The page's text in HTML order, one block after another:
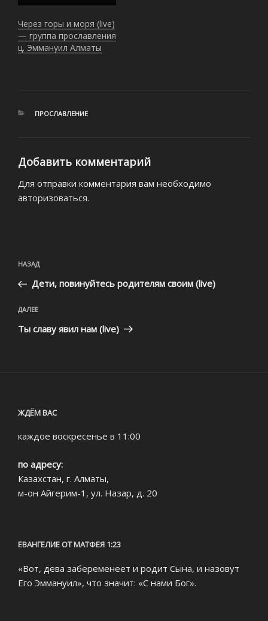
Через горы и моря (live)
— группа прославления
ц. Эммануил Алматы
РУБРИКИ
ПРОСЛАВЛЕНИЕ
Добавить комментарий
Для отправки комментария вам необходимо
авторизоваться.
по
записям
Предыдущая
запись:
НАЗАД
Дети, повинуйтесь родителям своим (live)
Следующая
запись
ДАЛЕЕ
Ты славу явил нам (live)
ЖДЁМ ВАС
каждое воскресенье в 11:00
по адресу:
Казахстан, г. Алматы,
м-он Айгерим-1, ул. Назар, д. 20
ЕВАНГЕЛИЕ ОТ МАТФЕЯ 1:23
«Вот, дева забеременеет и родит Сына, и назовут
Его Эммануил», что значит: «С нами Бог».